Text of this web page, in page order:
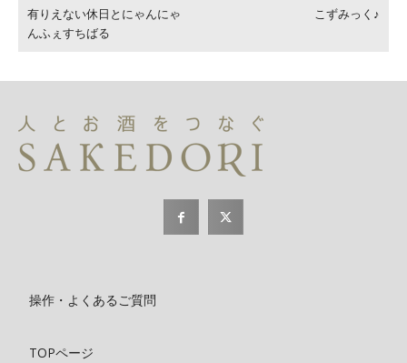
有りえない休日とにゃんにゃ
んふぇすちばる
こずみっく♪
操作・よくあるご質問
TOPページ